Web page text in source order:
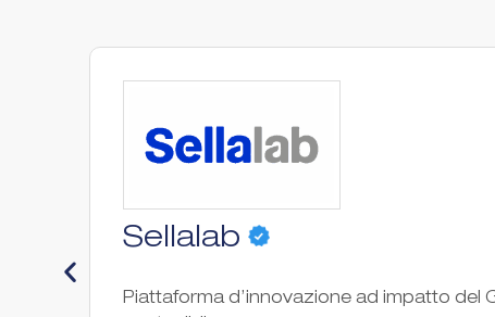
Sellalab
Piattaforma d’innovazione ad impatto del